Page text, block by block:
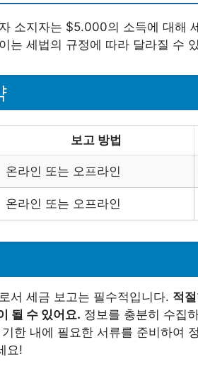
소지자는 $5.000의 소득에 대해
는 세법의 규정에 따라 달라질 수
보고 방법
온라인 또는 오프라인
온라인 또는 오프라인
서 세금 보고는 필수적입니다. 적
될 수 있어요. 정보를 충분히 수집
한 내에 필요한 서류를 준비하여
요!